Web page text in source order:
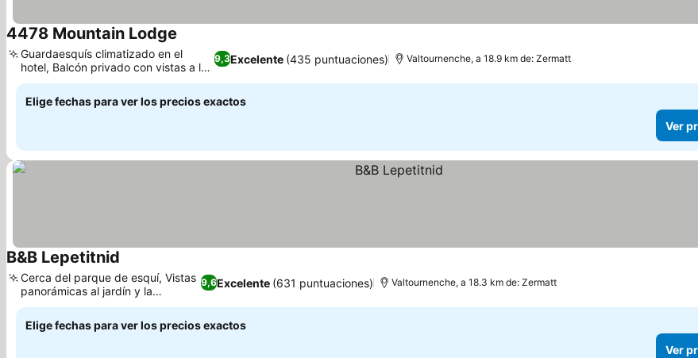
4478 Mountain Lodge
9,3Excelente (435 puntuaciones)
Guardaesquís climatizado en el
hotel, Balcón privado con vistas a la
montaña
Valtournenche, a 18.9 km de: Zermatt
Elige fechas para ver los precios exactos
Ver
B&B Lepetitnid
9,6Excelente (631 puntuaciones)
Cerca del parque de esquí, Vistas
panorámicas al jardín y la
montaña
Valtournenche, a 18.3 km de: Zermatt
Elige fechas para ver los precios exactos
Ver